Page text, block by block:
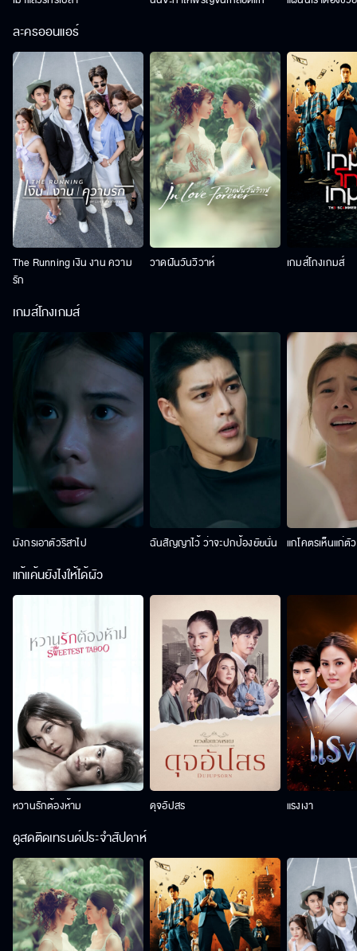
ละครออนแอร์
The Running เงิน งาน ความ
รัก
วาดฝันวันวิวาห์ เกมส์โกงเกมส์
เกมส์โกงเกมส์
มังกรเอาตัวริสาไป ฉันสัญญาไว้ ว่าจะปกป้องยัยนั่น แกโคตรเห็นแก่ตั
แก้แค้นยังไงให้ได้ผัว
หวานรักต้องห้าม ดุจอัปสร แรงเงา
ดูสดติดเทรนด์ประจำสัปดาห์